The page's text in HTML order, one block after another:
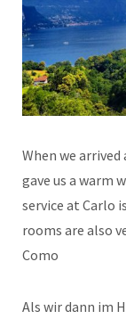
When we
gave us a warm
service at Carlo
rooms are also
Como
Als wir dann im